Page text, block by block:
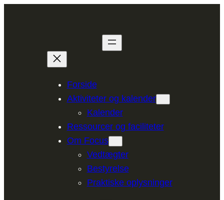
Forside
Aktiviteter og kalender
Kalender
Ressourcer og faciliteter
Om Focus
Vedtægter
Bestyrelse
Praktiske oplysninger